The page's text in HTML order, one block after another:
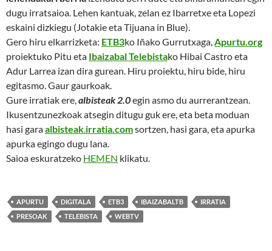
dugu irratsaioa. Lehen kantuak, zelan ez Ibarretxe eta Lopezi
eskaini dizkiegu (Jotakie eta Tijuana in Blue).
Gero hiru elkarrizketa: ETB3ko Iñako Gurrutxaga,Apurtu.org
proiektuko Pitu eta Ibaizabal Telebistako Hibai Castro eta
Adur Larrea izan dira gurean. Hiru proiektu, hiru bide, hiru
egitasmo. Gaur gaurkoak.
Gure irratiak ere,albisteak 2.0egin asmo du aurrerantzean.
Ikusentzunezkoak atsegin ditugu guk ere, eta beta moduan
hasi garaalbisteak.irratia.comsortzen, hasi gara, eta apurka
apurka egingo dugu lana.
Saioa eskuratzeko HEMEN klikatu.
APURTU DIGITALA ETB3 IBAIZABALTB
IRRATIA
PRESOAK
TELEBISTA WEBTV